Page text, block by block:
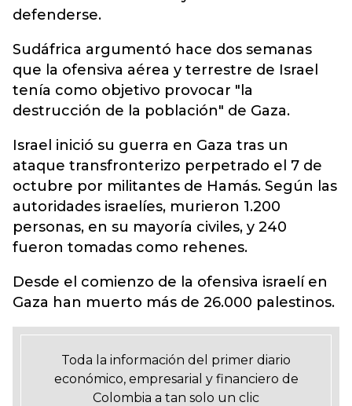
defenderse.
Sudáfrica argumentó hace dos semanas
que la ofensiva aérea y terrestre de Israel
tenía como objetivo provocar "la
destrucción de la población" de Gaza.
Israel inició su guerra en Gaza tras un
ataque transfronterizo perpetrado el 7 de
octubre por militantes de Hamás. Según las
autoridades israelíes, murieron 1.200
personas, en su mayoría civiles, y 240
fueron tomadas como rehenes.
Desde el comienzo de la ofensiva israelí en
Gaza han muerto más de 26.000 palestinos.
Toda la información del primer diario
económico, empresarial y financiero de
Colombia a tan solo un clic